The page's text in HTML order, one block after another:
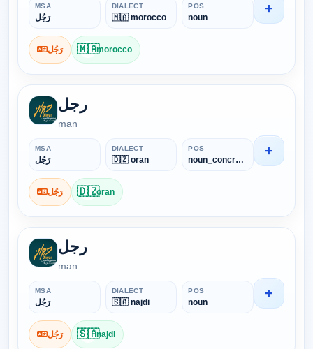
MSA
رَجُل
DIALECT
🇲🇦 morocco
POS
noun
رَجُل 🇲🇦morocco
+
رجل
man
MSA
رَجُل
DIALECT
🇩🇿 oran
POS
noun_concrete
رَجُل 🇩🇿oran
+
رجل
man
MSA
رَجُل
DIALECT
🇸🇦 najdi
POS
noun
رَجُل 🇸🇦najdi
+